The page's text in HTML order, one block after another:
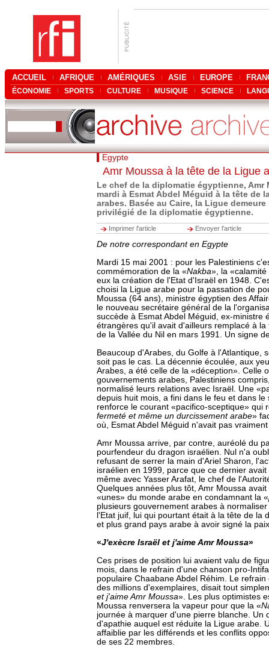
ACCUEIL AFRIQUE AMÉRIQUES ASIE EUROPE
ÉCONOMIE SPORTS CULTURE MUSIQUE SCIENCE
Egypte
Amr Moussa à la tête de la Ligue
Le chef de la diplomatie égyptienne, Amr
mardi à Esmat Abdel Méguid à la tête de
arabes. Basée au Caire, la Ligue
privilégié de la diplomatie égyptienne.
Imprimer l'article Envoyer l'article
De notre correspondant en Egypte
Mardi 15 mai 2001 : pour les Palestiniens
commémoration de la «Nakba», la
eux la création de l'Etat d'Israël en 1948.
choisi la Ligue arabe pour la passation de
Moussa (64 ans), ministre égyptien des
le nouveau secrétaire général de la
succède à Esmat Abdel Méguid, ex-ministre
étrangères qu'il avait d'ailleurs remplacé à
de la Vallée du Nil en mars 1991. Un signe
Beaucoup d'Arabes, du Golfe à l'Atlantique,
soit pas le cas. La décennie écoulée, aux
Arabes, a été celle de la «déception». Celle
gouvernements arabes, Palestiniens
normalisé leurs relations avec Israël. Une
depuis huit mois, a fini dans le feu et dans le
renforce le courant «pacifico-sceptique» qui
fermeté et même un durcissement arabe»
où, Esmat Abdel Méguid n'avait pas
Amr Moussa arrive, par contre, auréolé du
pourfendeur du dragon israélien. Nul n'a
refusant de serrer la main d'Ariel Sharon,
israélien en 1999, parce que ce dernier
même avec Yasser Arafat, le chef de
Quelques années plus tôt, Amr Moussa
«unes» du monde arabe en condamnant la «
plusieurs gouvernement arabes à
l'Etat juif, lui qui pourtant était à la tête de la
et plus grand pays arabe à avoir signé la
«J'exècre Israël et j'aime Amr Moussa»
Ces prises de position lui avaient valu de
mois, dans le refrain d'une chanson pro-
populaire Chaabane Abdel Réhim. Le
des millions d'exemplaires, disait tout
et j'aime Amr Moussa». Les plus optimistes
Moussa renversera la vapeur pour que la «
journée à marquer d'une pierre blanche. Un
d'apathie auquel est réduite la Ligue arabe.
affaiblie par les différends et les conflits
de ses 22 membres.